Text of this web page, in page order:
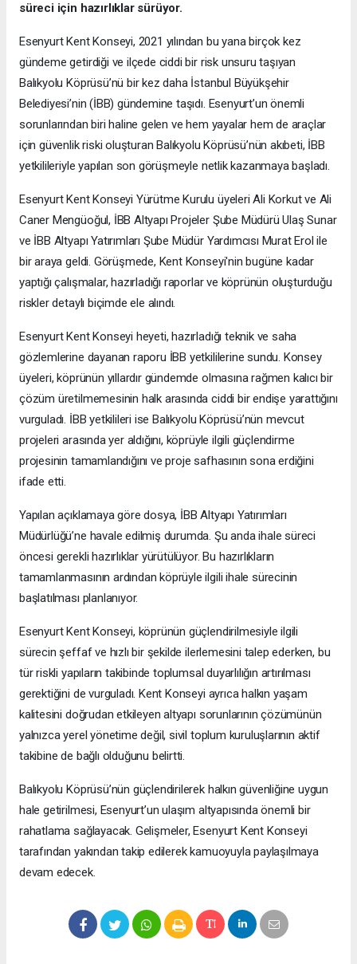
süreci için hazırlıklar sürüyor.
Esenyurt Kent Konseyi, 2021 yılından bu yana birçok kez
gündeme getirdiği ve ilçede ciddi bir risk unsuru taşıyan
Balıkyolu Köprüsü’nü bir kez daha İstanbul Büyükşehir
Belediyesi’nin (İBB) gündemine taşıdı. Esenyurt’un önemli
sorunlarından biri haline gelen ve hem yayalar hem de araçlar
için güvenlik riski oluşturan Balıkyolu Köprüsü’nün akıbeti, İBB
yetkilileriyle yapılan son görüşmeyle netlik kazanmaya başladı.
Esenyurt Kent Konseyi Yürütme Kurulu üyeleri Ali Korkut ve Ali
Caner Mengüoğul, İBB Altyapı Projeler Şube Müdürü Ulaş Sunar
ve İBB Altyapı Yatırımları Şube Müdür Yardımcısı Murat Erol ile
bir araya geldi. Görüşmede, Kent Konseyi'nin bugüne kadar
yaptığı çalışmalar, hazırladığı raporlar ve köprünün oluşturduğu
riskler detaylı biçimde ele alındı.
Esenyurt Kent Konseyi heyeti, hazırladığı teknik ve saha
gözlemlerine dayanan raporu İBB yetkililerine sundu. Konsey
üyeleri, köprünün yıllardır gündemde olmasına rağmen kalıcı bir
çözüm üretilmemesinin halk arasında ciddi bir endişe yarattığını
vurguladı. İBB yetkilileri ise Balıkyolu Köprüsü’nün mevcut
projeleri arasında yer aldığını, köprüyle ilgili güçlendirme
projesinin tamamlandığını ve proje safhasının sona erdiğini
ifade etti.
Yapılan açıklamaya göre dosya, İBB Altyapı Yatırımları
Müdürlüğü’ne havale edilmiş durumda. Şu anda ihale süreci
öncesi gerekli hazırlıklar yürütülüyor. Bu hazırlıkların
tamamlanmasının ardından köprüyle ilgili ihale sürecinin
başlatılması planlanıyor.
Esenyurt Kent Konseyi, köprünün güçlendirilmesiyle ilgili
sürecin şeffaf ve hızlı bir şekilde ilerlemesini talep ederken, bu
tür riskli yapıların takibinde toplumsal duyarlılığın artırılması
gerektiğini de vurguladı. Kent Konseyi ayrıca halkın yaşam
kalitesini doğrudan etkileyen altyapı sorunlarının çözümünün
yalnızca yerel yönetime değil, sivil toplum kuruluşlarının aktif
takibine de bağlı olduğunu belirtti.
Balıkyolu Köprüsü’nün güçlendirilerek halkın güvenliğine uygun
hale getirilmesi, Esenyurt’un ulaşım altyapısında önemli bir
rahatlama sağlayacak. Gelişmeler, Esenyurt Kent Konseyi
tarafından yakından takip edilerek kamuoyuyla paylaşılmaya
devam edecek.